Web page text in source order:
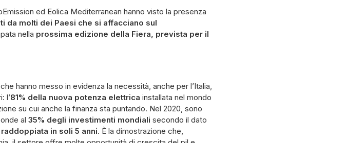
ed Eolica Mediterranean hanno visto la presenza
da molti dei Paesi che si affacciano sul
nella prossima edizione della Fiera, prevista per il
hanno messo in evidenza la necessità, anche per l’Italia,
l’81% della nuova potenza elettrica installata nel mondo
su cui anche la finanza sta puntando. Nel 2020, sono
al 35% degli investimenti mondiali secondo il dato
in soli 5 anni. È la dimostrazione che,